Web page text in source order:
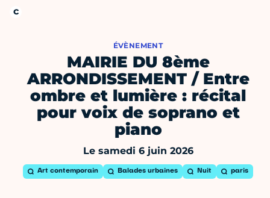
ÉVÈNEMENT
MAIRIE DU 8ème
ARRONDISSEMENT / Entre
ombre et lumière : récital
pour voix de soprano et
piano
Le samedi 6 juin 2026
Art contemporain Balades urbaines Nuit paris